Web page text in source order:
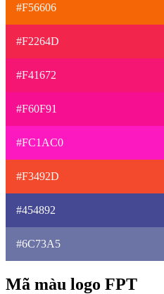
#F56606
#F2264D
#F41672
#F60F91
#FC1AC0
#F3492D
#454892
#6C73A5
Mã màu logo FPT